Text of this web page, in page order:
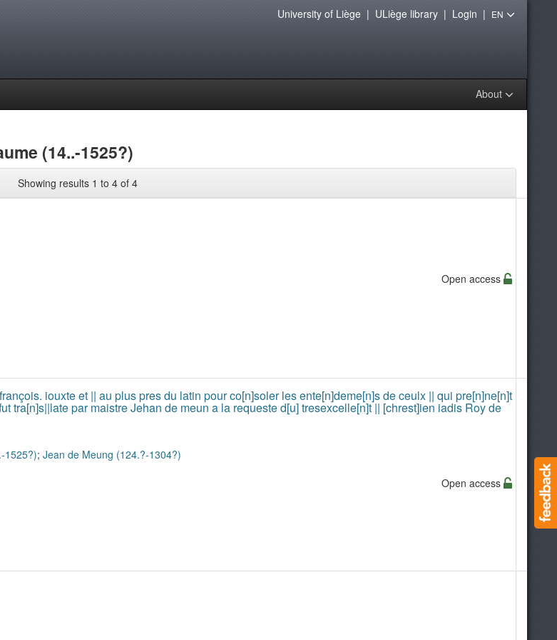
About
University of Liège| ULiège library| Login | EN
(14..-1525?)
Showing results 1 to 4 of 4
Open access
iouxte et || au plus pres du latin pour co[n]soler les ente[n]deme[n]s de ceulx || qui pre[n]ne[n]t
tra[n]s||late par maistre Jehan de meun a la requeste d[u] tresexcelle[n]t || [chrest]ien iadis Roy de
1525?); Jean de Meung (124.?-1304?)
Open access